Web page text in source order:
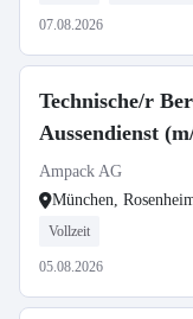
07.08.2026
Technische/r
Aussendienst
Ampack AG
München,
Vollzeit
05.08.2026